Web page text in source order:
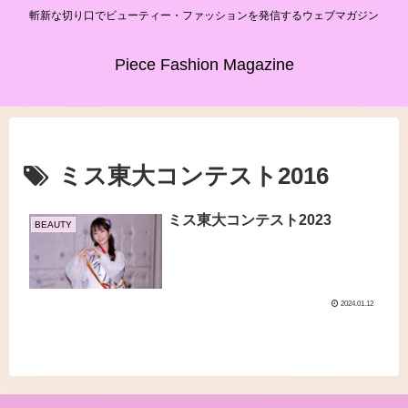
斬新な切り口でビューティー・ファッションを発信するウェブマガジン
Piece Fashion Magazine
ミス東大コンテスト2016
BEAUTY ミス東大コンテスト2023
2024.01.12